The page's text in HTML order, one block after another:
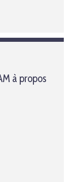
à propos